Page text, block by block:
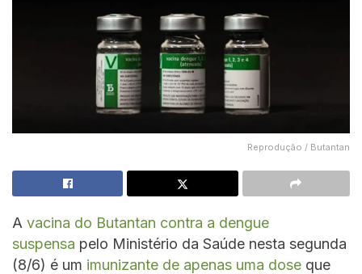
Reprodução / Butantan
A vacina do Butantan contra a dengue
suspensa pelo Ministério da Saúde nesta segunda
(8/6) é um imunizante de apenas uma dose que